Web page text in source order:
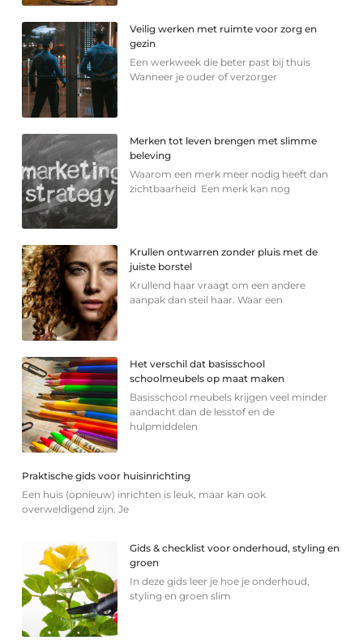
Veilig werken met ruimte voor zorg en
gezin
Een werkweek die beter past bij thuis
Wanneer je ouder of verzorger
Merken tot leven brengen met slimme
beleving
Waarom een merk meer nodig heeft dan
zichtbaarheid Een merk kan nog
Krullen ontwarren zonder pluis met de
juiste borstel
Krullend haar vraagt om een andere
aanpak dan steil haar. Waar een
Het verschil dat basisschool
schoolmeubels op maat maken
Basisschool meubels krijgen veel minder
aandacht dan de lesstof en de
hulpmiddelen
Praktische gids voor huisinrichting
Een huis (opnieuw) inrichten is leuk, maar kan ook
overweldigend zijn. Je
Gids & checklist voor onderhoud, styling en
groen
In deze gids leer je hoe je onderhoud,
styling en groen slim